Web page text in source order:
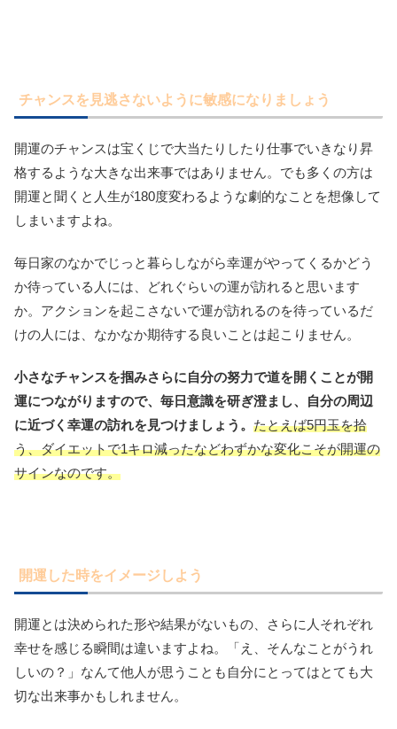
チャンスを見逃さないように敏感になりましょう
開運のチャンスは宝くじで大当たりしたり仕事でいきなり昇
格するような大きな出来事ではありません。でも多くの方は
開運と聞くと人生が180度変わるような劇的なことを想像して
しまいますよね。
毎日家のなかでじっと暮らしながら幸運がやってくるかどう
か待っている人には、どれぐらいの運が訪れると思います
か。アクションを起こさないで運が訪れるのを待っているだ
けの人には、なかなか期待する良いことは起こりません。
小さなチャンスを掴みさらに自分の努力で道を開くことが開
運につながりますので、毎日意識を研ぎ澄まし、自分の周辺
に近づく幸運の訪れを見つけましょう。 たとえば5円玉を拾
う、ダイエットで1キロ減ったなどわずかな変化こそが開運の
サインなのです。
開運した時をイメージしよう
開運とは決められた形や結果がないもの、さらに人それぞれ
幸せを感じる瞬間は違いますよね。「え、そんなことがうれ
しいの？」なんて他人が思うことも自分にとってはとても大
切な出来事かもしれません。